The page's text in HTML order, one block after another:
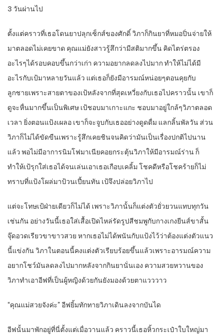
3 วันผ่านไป
ตั้งแต่คราวที่เธอโดนยาปลุกเซ็กส์ของศักดิ์ วิภาก็กินยาที่หมอปิ่นจ่ายให้
มาตลอดไม่เคยขาด คุณแม่ยังสาวรู้สึกว่ามีสติมากขึ้น คิดไตร่ตรอง
อะไรๆได้รอบคอบขึ้นกว่าเก่า ความอยากลดลงไปมาก ทำให้ไม่ได้มี
อะไรกับเป้มาหลายวันแล้ว แต่เธอก็ยังมีอารมณ์หน่อยๆตอนคุยกับ
ลูกชายเพราะสายตาของเป้หลังจากที่สุดเหวี่ยงกับเธอไปคราวนั้น เขาก็
ดูจะหื่นมากขึ้นเป็นพิเศษ เป้ชอบมาเกาะแกะ ชอบมาอยู่ใกล้ๆวิภาตลอด
เวลา ยิ่งตอนแป้งเผลอ เขาก็จะจูบกับเธออย่างดูดดื่ม แลกลิ้นพัลวัน ส่วน
วิภาก็ไม่ได้ขัดขืนเพราะรู้สึกเคยชินจนคิดว่ามันเป็นเรื่องปกติไปนาน
แล้ว พอไม่มีอาการนิมโฟมาเนียคอยกระตุ้นวิภาให้มีอารมณ์ร่าน ก็
ทำให้เป้รุกใส่เธอได้จนเล่นเอาเธอเกือบเคลิ้ม โชคดีหรือโชคร้ายก็ไม่
ทราบที่แป้งโผล่มาป้วนเปี้ยนทัน เป้จึงปล่อยวิภาไป
แต่จะโทษเป้ฝ่ายเดียวก็ไม่ได้ เพราะวิภานั้นก็แต่งตัวยั่วยวนแทบทุกวัน
เช่นกัน อย่างวันนี้เธอใส่เสื้อเปิดไหล่รัดรูปสีชมพูกับกางเกงยีนส์ขาสั้น
จุ๊ดอวดเรียวขาขาวสวย หากเธอไม่ได้พนันกับแป้งไว้ว่าต้องแต่งตัวแนว
นี้แข่งกัน วิภาในตอนนี้คงแต่งตัวเรียบร้อยขึ้นแล้วเพราะอารมณ์ความ
อยากโชว์มันลดลงไปมากหลังจากกินยานั่นเอง ความสวยหวานของ
วิภาทำเอาอีฟที่เป็นผู้หญิงด้วยกันยังมองด้วยตาแวววาว
“คุณแม่สวยจังค่ะ” อีฟยิ้มทักทายวิภาเดินลงจากบันได
อีฟนั้นมาพักอยู่ที่นี่ตั้งแต่เมื่อวานแล้ว คราวนี้เธอหิ้วกระเป๋าใบใหญ่มา